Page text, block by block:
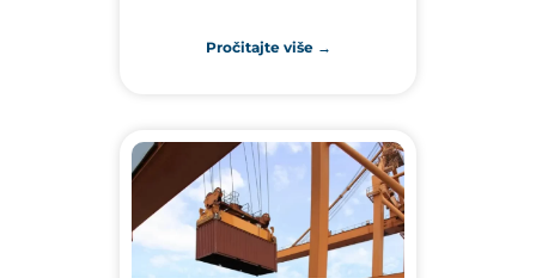
Pročitajte više →